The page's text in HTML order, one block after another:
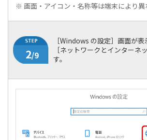
※ 画面・アイコン・名称等は端末により異
［Windows の設定］画面が表
［ネットワークとインターネ
す。